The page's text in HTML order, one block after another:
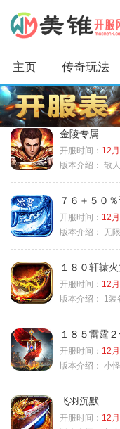
主页 传奇玩法
金陵专属
开服时间： 12
版本介绍： 散
７６＋５０
开服时间： 12
版本介绍： 无
１８０轩辕
开服时间： 12
版本介绍：
1装
１８５雷霆２
开服时间： 12
版本介绍： 小
飞羽沉默
开服时间： 12